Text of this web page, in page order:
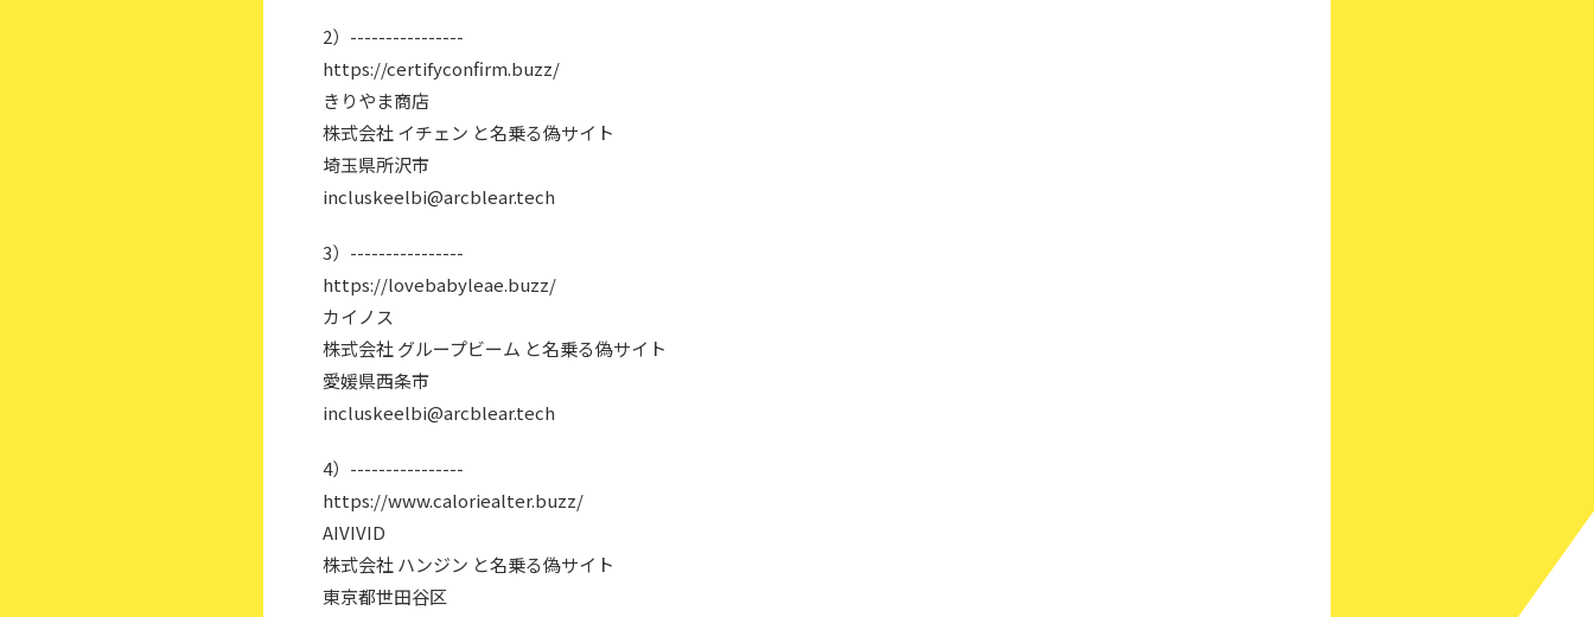
2）----------------
https://certifyconfirm.buzz/
きりやま商店
株式会社 イチェン と名乗る偽サイト
埼玉県所沢市
incluskeelbi@arcblear.tech
3）----------------
https://lovebabyleae.buzz/
カイノス
株式会社 グループビーム と名乗る偽サイト
愛媛県西条市
incluskeelbi@arcblear.tech
4）----------------
https://www.caloriealter.buzz/
AIVIVID
株式会社 ハンジン と名乗る偽サイト
東京都世田谷区